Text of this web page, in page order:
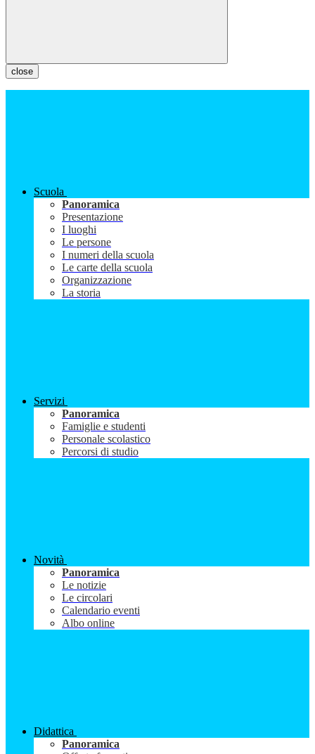
close
Scuola
Panoramica
Presentazione
I luoghi
Le persone
I numeri della scuola
Le carte della scuola
Organizzazione
La storia
Servizi
Panoramica
Famiglie e studenti
Personale scolastico
Percorsi di studio
Novità
Panoramica
Le notizie
Le circolari
Calendario eventi
Albo online
Didattica
Panoramica